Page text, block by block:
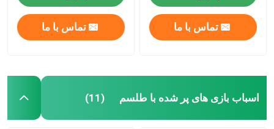
تماس با ما تماس با ما
اسباب بازی های پر شده با طلسم (11)